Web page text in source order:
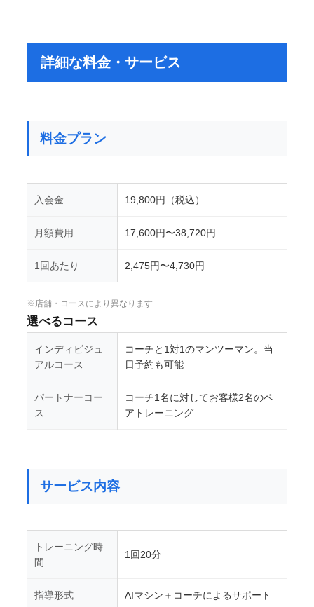
詳細な料金・サービス
料金プラン
入会金 19,800円（税込）
月額費用 17,600円〜38,720円
1回あたり 2,475円〜4,730円
※店舗・コースにより異なります
選べるコース
インディビジュ
アルコース
コーチと1対1のマンツーマン。当
日予約も可能
パートナーコー
ス
コーチ1名に対してお客様2名のペ
アトレーニング
サービス内容
トレーニング時
間
1回20分
指導形式 AIマシン＋コーチによるサポート